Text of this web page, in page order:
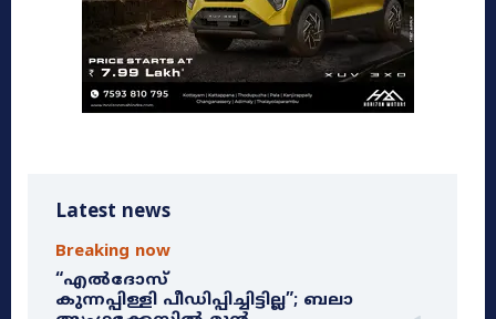
Latest news
Breaking now
“എൽദോസ്
കുന്നപ്പിള്ളി പീഡിപ്പിച്ചിട്ടില്ല”; ബലാ